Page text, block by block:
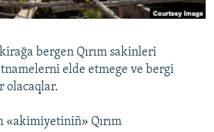
bergen Qırım sakinleri
elde etmege ve bergi
olacaqlar.
«akimiyetiniñ» Qırım